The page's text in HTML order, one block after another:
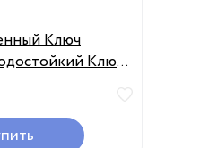
Ключ
Ключ
Замки
Открытый